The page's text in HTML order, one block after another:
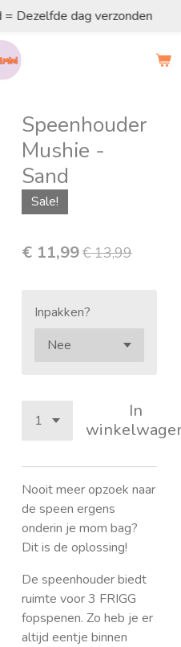
Dezelfde dag verzonden
Speenhouder
Mushie -
Sand
Sale!
€ 11,99€ 13,99
Inpakken?
In
Nooit meer opzoek naar
de speen ergens
onderin je mom bag?
Dit is de oplossing!
De speenhouder biedt
ruimte voor 3 FRIGG
fopspenen. Zo heb je er
altijd eentje binnen